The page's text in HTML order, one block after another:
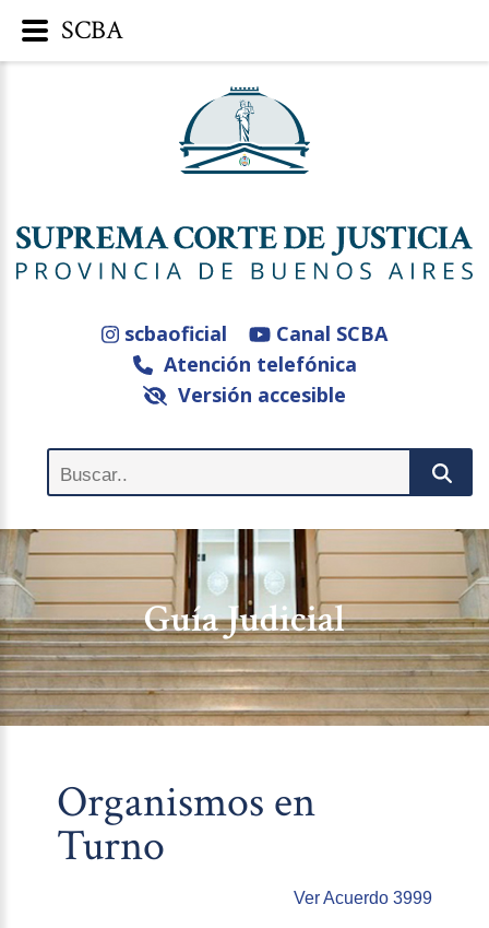
scbaoficial
Canal SCBA
Atención telefónica
Versión accesible
Guía Judicial
Organismos en
Turno
Ver Acuerdo 3999
SCBA